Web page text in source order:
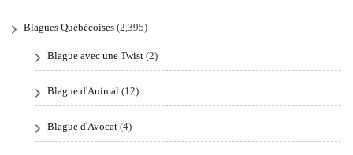
Blagues Québécoises (2,395)
Blague avec une Twist (2)
Blague d'Animal (12)
Blague d'Avocat (4)